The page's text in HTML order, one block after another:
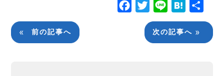
FacebookTwitterLine Hatena
有
« 前の記事へ 次の記事へ »